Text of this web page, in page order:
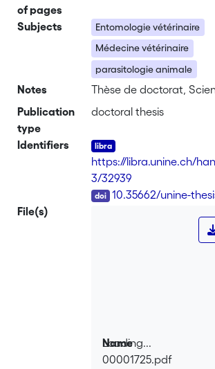
of pages
Subjects
Entomologie vétérinaire
Médecine vétérinaire
parasitologie animale
Notes
Thèse de doctorat,
Publication
type
doctoral thesis
Identifiers
https://libra.unine.ch/
3/32939
10.35662/unine-
File(s)
Loading...
Loading...
Name
00001725.pdf